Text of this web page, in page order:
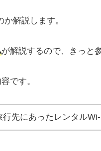
解説します。
が解説するので、きっと
です。
行先にあったレンタル